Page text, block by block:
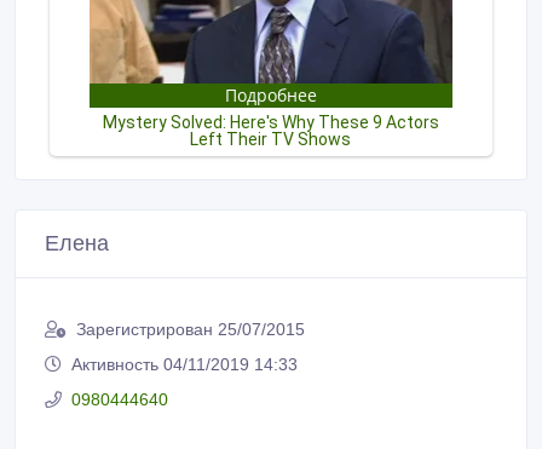
Елена
Зарегистрирован 25/07/2015
Активность 04/11/2019 14:33
0980444640